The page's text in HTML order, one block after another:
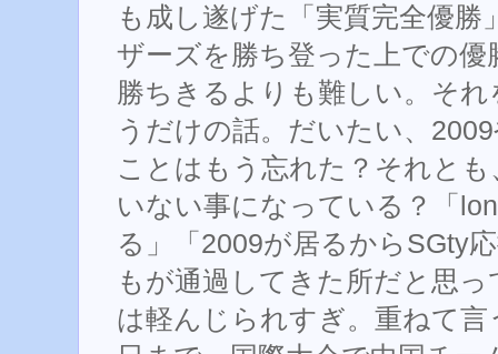
も成し遂げた「実質完全優
ザーズを勝ち登った上での
勝ちきるよりも難しい。そ
うだけの話。だいたい、
ことはもう忘れた？それと
いない事になっている？「
る」「2009が居るからSGty
もが通過してきた所だと思
は軽んじられすぎ。重ねて